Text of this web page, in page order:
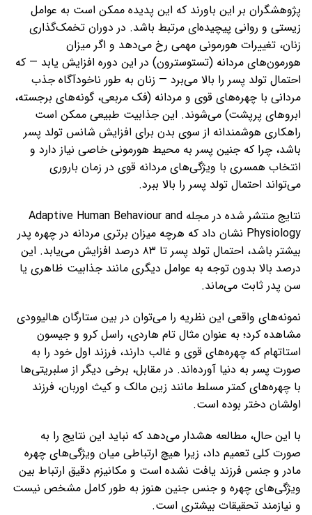
پژوهشگران بر این باورند که این پدیده ممکن است به عوامل
زیستی و روانی پیچیده‌ای مرتبط باشد. در دوران تخمک‌گذاری
زنان، تغییرات هورمونی مهمی رخ می‌دهد و اگر میزان
هورمون‌های مردانه (تستوسترون) در این دوره افزایش یابد — که
احتمال تولد پسر را بالا می‌برد — زنان به طور ناخودآگاه جذب
مردانی با چهره‌های قوی و مردانه (فک مربعی، گونه‌های برجسته،
ابروهای پرپشت) می‌شوند. این جذابیت طبیعی ممکن است
راهکاری هوشمندانه از سوی بدن برای افزایش شانس تولد پسر
باشد، چرا که جنین پسر به محیط هورمونی خاصی نیاز دارد و
انتخاب همسری با ویژگی‌های مردانه قوی در زمان باروری
می‌تواند احتمال تولد پسر را بالا ببرد.
نتایج منتشر شده در مجله Adaptive Human Behaviour and
Physiology نشان داد که هرچه میزان برتری مردانه در چهره پدر
بیشتر باشد، احتمال تولد پسر تا ۸۳ درصد افزایش می‌یابد. این
درصد بالا بدون توجه به عوامل دیگری مانند جذابیت ظاهری یا
سن پدر ثابت می‌ماند.
نمونه‌های واقعی این نظریه را می‌توان در بین ستارگان هالیوودی
مشاهده کرد؛ به عنوان مثال تام هاردی، راسل کرو و جیسون
استاتهام که چهره‌های قوی و غالب دارند، فرزند اول خود را به
صورت پسر به دنیا آورده‌اند. در مقابل، برخی دیگر از سلبریتی‌ها
با چهره‌های کمتر مسلط مانند زین مالک و کیث اوربان، فرزند
اولشان دختر بوده است.
با این حال، مطالعه هشدار می‌دهد که نباید این نتایج را به
صورت کلی تعمیم داد، زیرا هیچ ارتباطی میان ویژگی‌های چهره
مادر و جنس فرزند یافت نشده است و مکانیزم دقیق ارتباط بین
ویژگی‌های چهره و جنس جنین هنوز به طور کامل مشخص نیست
و نیازمند تحقیقات بیشتری است.